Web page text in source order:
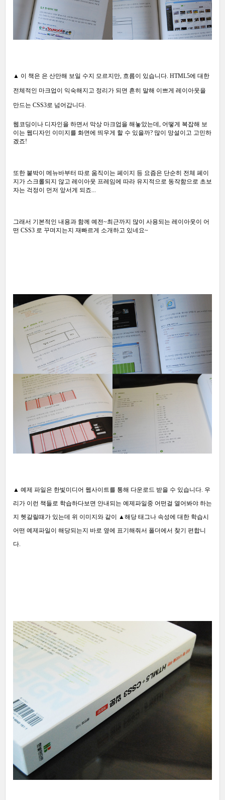
▲ 이 책은 은 산만해 보일 수지 모르지만, 흐름이 있습니다. HTML5에 대한
전체적인 마크업이 익숙해지고 정리가 되면 흔히 말해 이쁘게 레이아웃을
만드는 CSS3로 넘어갑니다.
웹코딩이나 디자인을 하면서 막상 마크업을 해놓았는데, 어떻게 복잡해 보
이는 웹디자인 이미지를 화면에 띄우게 할 수 있을까? 많이 망설이고 고민하
겠죠!
또한 붙박이 메뉴바부터 따로 움직이는 페이지 등 요즘은 단순히 전체 페이
지가 스크롤되지 않고 레이아웃 프레임에 따라 유지적으로 동작함으로 초보
자는 걱정이 먼저 앞서게 되죠...
그래서 기본적인 내용과 함께 예전~최근까지 많이 사용되는 레이아웃이 어
떤 CSS3 로 꾸며지는지 재빠르게 소개하고 있네요~
▲ 예제 파일은 한빛미디어 웹사이트를 통해 다운로드 받을 수 있습니다. 우
리가 이런 책들로 학습하다보면 안내되는 예제파일중 어떤걸 열어봐야 하는
지 헷갈릴때가 있는데 위 이미지와 같이 ▲ 해당 태그나 속성에 대한 학습시
어떤 예제파일이 해당되는지 바로 옆에 표기해줘서 폴더에서 찾기 편합니
다.